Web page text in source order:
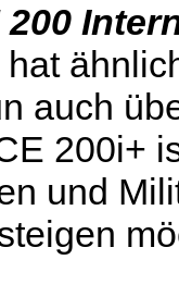
200
auch
200i+
und